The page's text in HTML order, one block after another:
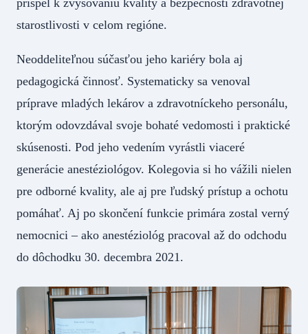
starostlivosti v celom regióne.
Neoddeliteľnou súčasťou jeho kariéry bola aj
pedagogická činnosť. Systematicky sa venoval
príprave mladých lekárov a zdravotníckeho personálu,
ktorým odovzdával svoje bohaté vedomosti i praktické
skúsenosti. Pod jeho vedením vyrástli viaceré
generácie anestéziológov. Kolegovia si ho vážili nielen
pre odborné kvality, ale aj pre ľudský prístup a ochotu
pomáhať. Aj po skončení funkcie primára zostal verný
nemocnici – ako anestéziológ pracoval až do odchodu
do dôchodku 30. decembra 2021.